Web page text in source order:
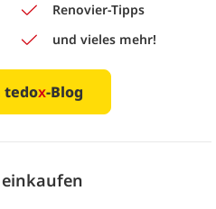
Renovier-Tipps
und vieles mehr!
tedox-Blog